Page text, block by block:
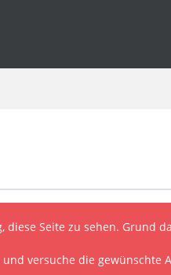
Seite zu sehen. Grund
versuche die gewünschte